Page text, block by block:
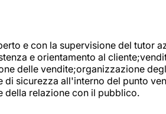
e con la supervisione del
e orientamento al
delle vendite;organizzazione
sicurezza all'interno del punto
della relazione con il pubblico.